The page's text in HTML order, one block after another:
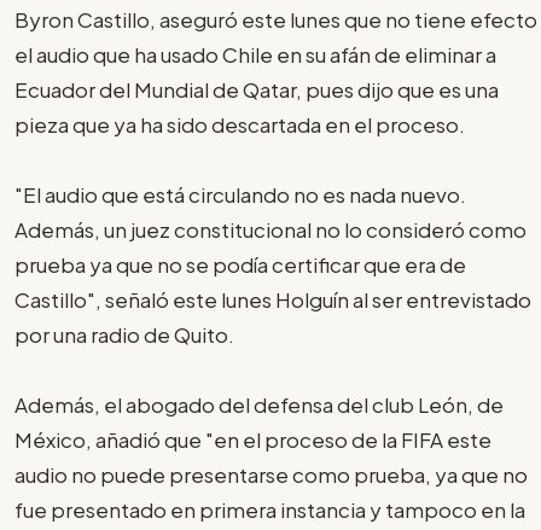
Byron Castillo, aseguró este lunes que no tiene efecto
el audio que ha usado Chile en su afán de eliminar a
Ecuador del Mundial de Qatar, pues dijo que es una
pieza que ya ha sido descartada en el proceso.
"El audio que está circulando no es nada nuevo.
Además, un juez constitucional no lo consideró como
prueba ya que no se podía certificar que era de
Castillo", señaló este lunes Holguín al ser entrevistado
por una radio de Quito.
Además, el abogado del defensa del club León, de
México, añadió que "en el proceso de la FIFA este
audio no puede presentarse como prueba, ya que no
fue presentado en primera instancia y tampoco en la